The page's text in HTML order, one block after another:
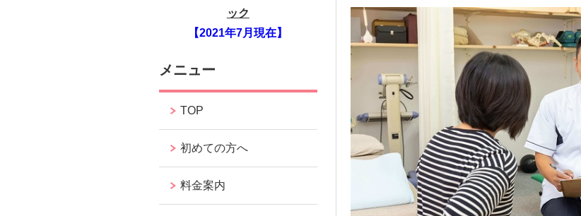
ック
【2021年7月現在】
メニュー
TOP
初めての方へ
料金案内